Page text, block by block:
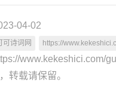
04-02
可诗词网 https://
www.kekeshici.com/
转载请保留。